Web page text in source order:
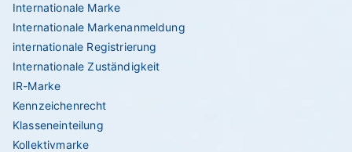
Internationale Marke
Internationale Markenanmeldung
internationale Registrierung
Internationale Zuständigkeit
IR-Marke
Kennzeichenrecht
Klasseneinteilung
Kollektivmarke